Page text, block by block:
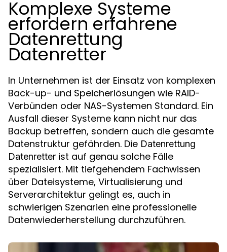
Komplexe Systeme
erfordern erfahrene
Datenrettung
Datenretter
In Unternehmen ist der Einsatz von komplexen
Back-up- und Speicherlösungen wie RAID-
Verbünden oder NAS-Systemen Standard. Ein
Ausfall dieser Systeme kann nicht nur das
Backup betreffen, sondern auch die gesamte
Datenstruktur gefährden. Die Datenrettung
Datenretter ist auf genau solche Fälle
spezialisiert. Mit tiefgehendem Fachwissen
über Dateisysteme, Virtualisierung und
Serverarchitektur gelingt es, auch in
schwierigen Szenarien eine professionelle
Datenwiederherstellung durchzuführen.